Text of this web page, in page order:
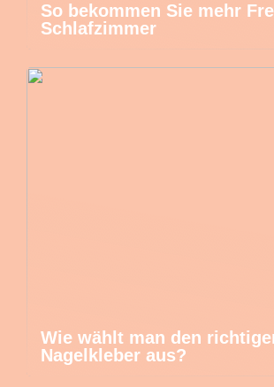
So bekommen Sie mehr
Schlafzimmer
Wie wählt man den
Nagelkleber aus?